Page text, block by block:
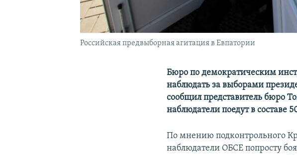
Российская предвыборная агитация в Евпатории
Бюро по демократическим
наблюдать за выборами
сообщил представитель бюро
наблюдатели поедут в составе
По мнению подконтрольного
наблюдатели ОБСЕ попросту